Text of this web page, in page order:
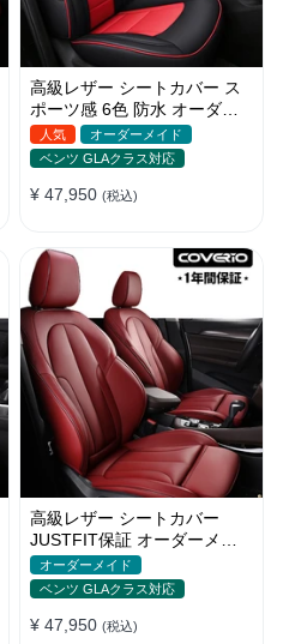
高級レザー シートカバー ス
ポーツ感 6色 防水 オーダー
メイド 耐久性 軽/普自動車
SUV
人気
オーダーメイド
ベンツ GLAクラス対応
¥ 47,950 (税込)
高級レザー シートカバー
JUSTFIT保証 オーダーメイ
ド 7色 防水 耐摩耗性 全席セ
ット
オーダーメイド
ベンツ GLAクラス対応
¥ 47,950 (税込)